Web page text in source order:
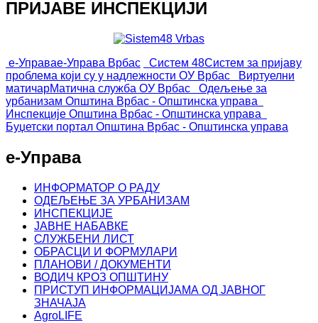
ПРИЈАВЕ ИНСПЕКЦИЈИ
е-Управае-Управа Врбас Систем 48Систем за пријаву
проблема који су у надлежности ОУ Врбас
Виртуелни
матичарМатична служба ОУ Врбас
Одељење за
урбанизам Општина Врбас - Општинска управа
Инспекције Општина Врбас - Општинска управа
Буџетски портал Општина Врбас - Општинска управа
е-Управа
ИНФОРМАТОР О РАДУ
ОДЕЉЕЊЕ ЗА УРБАНИЗАМ
ИНСПЕКЦИЈЕ
ЈАВНЕ НАБАВКЕ
СЛУЖБЕНИ ЛИСТ
ОБРАСЦИ И ФОРМУЛАРИ
ПЛАНОВИ / ДОКУМЕНТИ
ВОДИЧ КРОЗ ОПШТИНУ
ПРИСТУП ИНФОРМАЦИЈАМА ОД ЈАВНОГ
ЗНАЧАЈА
AgroLIFE